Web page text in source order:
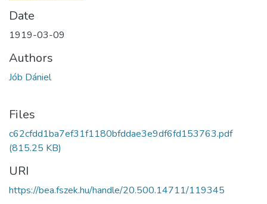
Date
1919-03-09
Authors
Jób Dániel
Files
c62cfdd1ba7ef31f1180bfddae3e9df6fd153763.pdf
(815.25 KB)
URI
https://bea.fszek.hu/handle/20.500.14711/119345